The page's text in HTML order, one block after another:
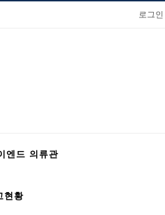
로그인
엔드 의류관
현황